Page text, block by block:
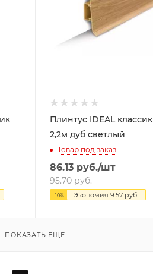
Плинтус IDEAL классик
2,2м дуб светлый
Товар под заказ
86.13руб./шт
95.70руб.
-10% Экономия 9.57руб.
ПОКАЗАТЬ ЕЩЕ